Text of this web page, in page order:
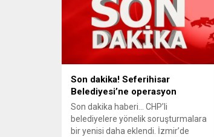
Son dakika! Seferihisar
Belediyesi’ne operasyon
Son dakika haberi… CHP’li
belediyelere yönelik soruşturmalara
bir yenisi daha eklendi. İzmir’de